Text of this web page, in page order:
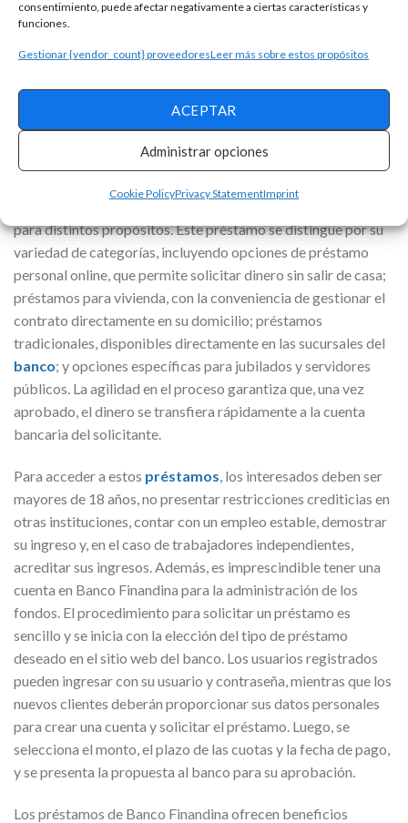
consentimiento, puede afectar negativamente a ciertas características y
funciones.
Gestionar {vendor_count} proveedoresLeer más sobre estos propósitos
ACEPTAR
Administrar opciones
Cookie PolicyPrivacy StatementImprint
Estos préstamos están diseñados para proporcionar
soluciones financieras flexibles y accesibles a quienes buscan
financiar proyectos personales, realizar compras importantes
detallamos las
préstamo personal con Banco Finandina:
El Préstamo Banco Finandina se presenta como una solución
para distintos propósitos. Este préstamo se distingue por su
variedad de categorías, incluyendo opciones de préstamo
personal online, que permite solicitar dinero sin salir de casa;
préstamos para vivienda, con la conveniencia de gestionar el
contrato directamente en su domicilio; préstamos
tradicionales, disponibles directamente en las sucursales del
banco; y opciones específicas para jubilados y servidores
públicos. La agilidad en el proceso garantiza que, una vez
aprobado, el dinero se transfiera rápidamente a la cuenta
bancaria del solicitante.
Para acceder a estos préstamos, los interesados deben ser
mayores de 18 años, no presentar restricciones crediticias en
otras instituciones, contar con un empleo estable, demostrar
su ingreso y, en el caso de trabajadores independientes,
acreditar sus ingresos. Además, es imprescindible tener una
cuenta en Banco Finandina para la administración de los
fondos. El procedimiento para solicitar un préstamo es
sencillo y se inicia con la elección del tipo de préstamo
deseado en el sitio web del banco. Los usuarios registrados
pueden ingresar con su usuario y contraseña, mientras que los
nuevos clientes deberán proporcionar sus datos personales
para crear una cuenta y solicitar el préstamo. Luego, se
selecciona el monto, el plazo de las cuotas y la fecha de pago,
y se presenta la propuesta al banco para su aprobación.
Los préstamos de Banco Finandina ofrecen beneficios